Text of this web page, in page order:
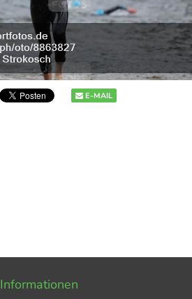
E-MAIL
Informationen